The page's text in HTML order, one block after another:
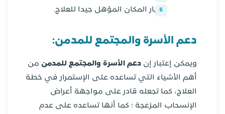
اختيار المكان المؤهل جيدا للعلاج.
دعم الأسرة والمجتمع للمدمن:
ويمكن إعتبار إن دعم الأسرة والمجتمع للمدمن من
أهم الأشياء التي تساعده على الإستمرار في خطة
العلاج، كما تجعله قادر على مواجهة أعراض
الإنسحاب المزعجة ؛ كما أنها تساعده على عدم